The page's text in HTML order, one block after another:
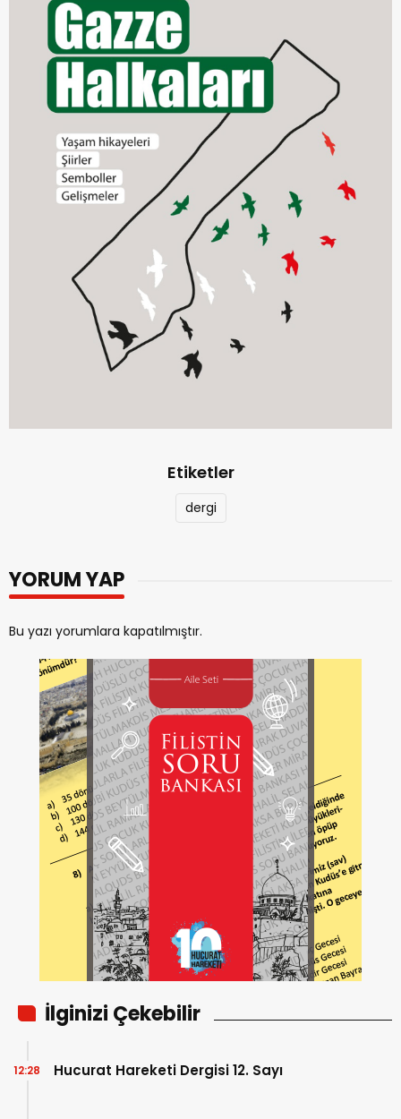
Etiketler
dergi
YORUM YAP
Bu yazı yorumlara kapatılmıştır.
İlginizi Çekebilir
Hucurat Hareketi Dergisi 12. Sayı
12:28